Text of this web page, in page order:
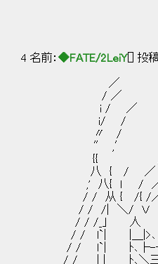
| | }ニニニニニ
| | {ニニニニニニ
4 名前： ◆FATE/2LeiY[] 投
／
/ ／ }
i / ／ }
i/ / ﾘ ',
〃 / / !
″ ,′ / /￣
{{ , ′ ／
八 { / ／ , ／
,' 八{ ｌ /
/ / 从 { /{ /／ l u.
/ / /| ＼
/ / /_｣
/ / l`| |＿|>､ ´
/ / l`| ﾄ､├-─:
/ / | | ﾄ､＼三三